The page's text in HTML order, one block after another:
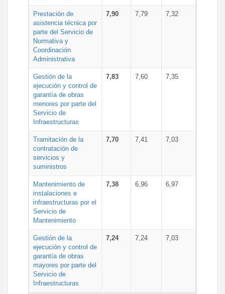
Prestación de
asistencia técnica por
parte del Servicio de
Normativa y
Coordinación
Administrativa
7,90 7,79 7,32
Gestión de la
ejecución y control de
garantía de obras
menores por parte del
Servicio de
Infraestructuras
7,83 7,60 7,35
Tramitación de la
contratación de
servicios y
suministros
7,70 7,41 7,03
Mantenimiento de
instalaciones e
infraestructuras por el
Servicio de
Mantenimiento
7,38 6,96 6,97
Gestión de la
ejecución y control de
garantía de obras
mayores por parte del
Servicio de
Infraestructuras
7,24 7,24 7,03